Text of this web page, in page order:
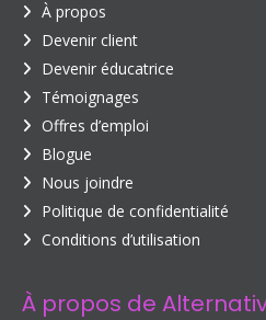
À propos
Devenir client
Devenir éducatrice
Témoignages
Offres d’emploi
Blogue
Nous joindre
Politique de confidentialité
Conditions d’utilisation
À propos de